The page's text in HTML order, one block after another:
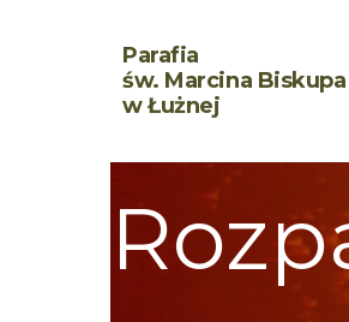
Parafia
św. Marcina Biskupa
w Łużnej